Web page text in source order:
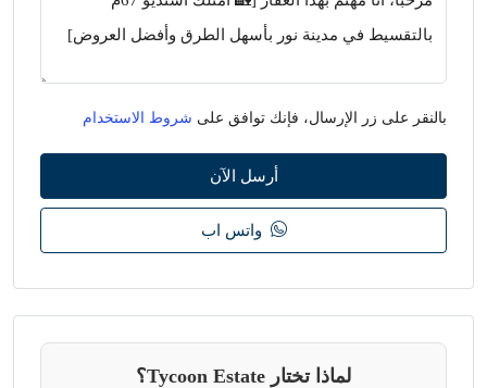
بالنقر على زر الإرسال، فإنك توافق على شروط الاستخدام
أرسل الآن
واتس اب
لماذا تختار Tycoon Estate؟